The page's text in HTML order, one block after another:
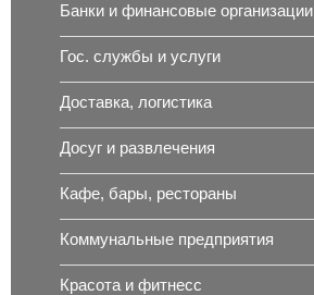
Банки и финансовые организации
Гос. службы и услуги
Доставка, логистика
Досуг и развлечения
Кафе, бары, рестораны
Коммунальные предприятия
Красота и фитнесс